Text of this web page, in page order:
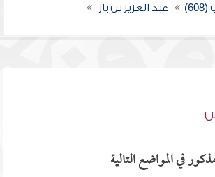
عبد العزيز بن باز
في المواضع التالية